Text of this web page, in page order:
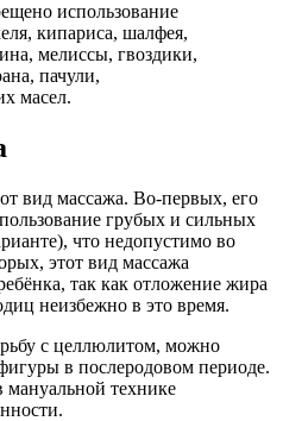
использование
кипариса, шалфея,
мелиссы, гвоздики,
пачули,
масел.
вид массажа. Во-первых, его
грубых и сильных
что недопустимо во
этот вид массажа
так как отложение жира
неизбежно в это время.
с целлюлитом, можно
в послеродовом периоде.
технике